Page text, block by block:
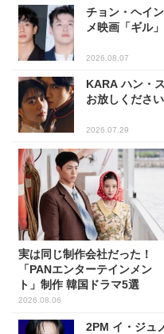
チョン・ヘイ
メ映画「ギル
2026.08.07
KARA ハン・
お放しくださ
2026.07.29
実は同じ制作会社だった！
「PANエンターテインメン
ト」制作 韓国ドラマ5選
2026.08.06
2PM イ・ジュ